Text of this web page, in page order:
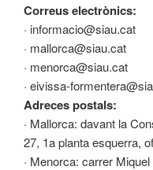
Correus electrònics:
· informacio@siau.cat
· mallorca@siau.cat
· menorca@siau.cat
· eivissa-
Adreces postals:
· Mallorca: davant la
27, 1a planta esquerra,
· Menorca: carrer